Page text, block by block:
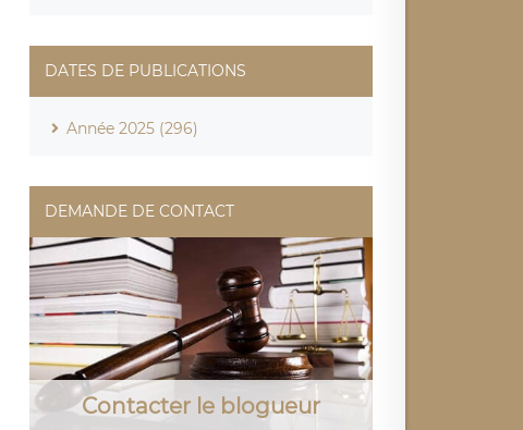
DATES DE PUBLICATIONS
Année 2025 (296)
DEMANDE DE CONTACT
Contacter le blogueur